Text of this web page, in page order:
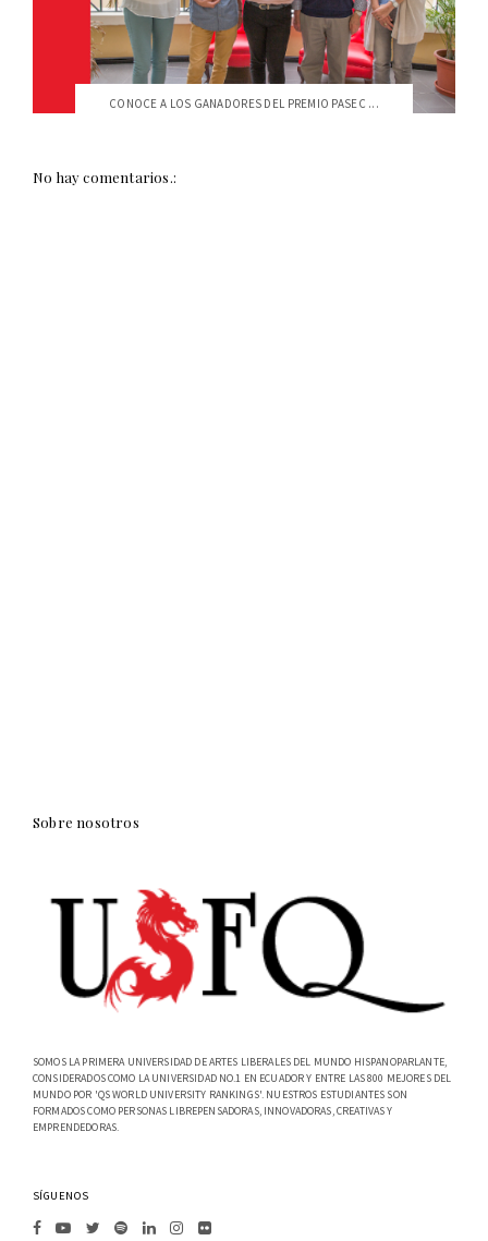
CONOCE A LOS GANADORES DEL PREMIO PASEC ...
No hay comentarios.:
Sobre nosotros
SOMOS LA PRIMERA UNIVERSIDAD DE ARTES LIBERALES DEL MUNDO HISPANOPARLANTE,
CONSIDERADOS COMO LA UNIVERSIDAD NO.1 EN ECUADOR Y ENTRE LAS 800 MEJORES DEL
MUNDO POR 'QS WORLD UNIVERSITY RANKINGS'. NUESTROS ESTUDIANTES SON
FORMADOS COMO PERSONAS LIBREPENSADORAS, INNOVADORAS, CREATIVAS Y
EMPRENDEDORAS.
SÍGUENOS